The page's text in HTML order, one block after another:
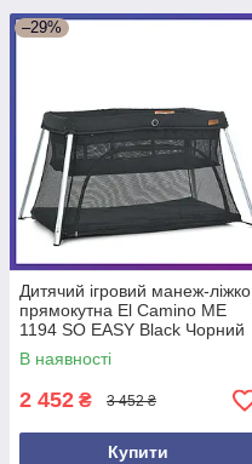
–29%
Дитячий ігровий манеж-ліжко
прямокутна El Camino ME
1194 SO EASY Black Чорний
В наявності
2 452 ₴ 3 452 ₴
Купити